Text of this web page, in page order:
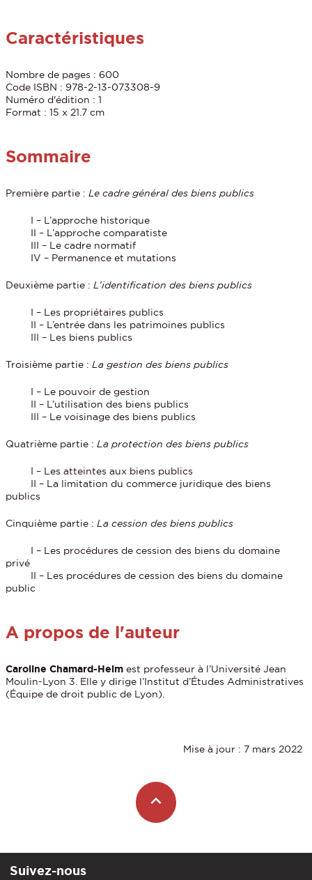
Caractéristiques
Nombre de pages : 600
Code ISBN : 978-2-13-073308-9
Numéro d'édition : 1
Format : 15 x 21.7 cm
Sommaire
Première partie :Le cadre général des biens publics
I – L’approche historique
II – L’approche comparatiste
III – Le cadre normatif
IV – Permanence et mutations
Deuxième partie :L’identification des biens publics
I – Les propriétaires publics
II – L’entrée dans les patrimoines publics
III – Les biens publics
Troisième partie :La gestion des biens publics
I – Le pouvoir de gestion
II – L’utilisation des biens publics
III – Le voisinage des biens publics
Quatrième partie :La protection des biens publics
I – Les atteintes aux biens publics
II – La limitation du commerce juridique des biens
publics
Cinquième partie :La cession des biens publics
I – Les procédures de cession des biens du domaine
privé
II – Les procédures de cession des biens du domaine
public
A propos de l'auteur
Caroline Chamard-Heim est professeur à l’Université Jean
Moulin-Lyon 3. Elle y dirige l’Institut d’Études Administratives
(Équipe de droit public de Lyon).
Mise à jour : 7 mars 2022
Suivez-nous